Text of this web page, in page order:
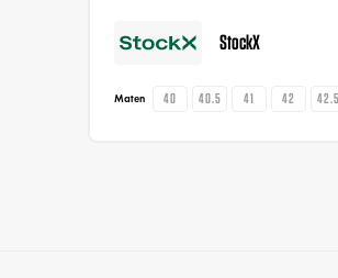
StockX
Maten 40 40.5 41 42 42.5